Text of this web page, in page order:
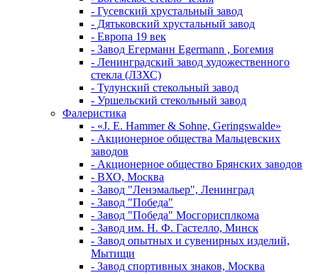
- Гусевский хрустальный завод
- Дятьковский хрустальный завод
- Европа 19 век
- Завод Егерманн Egermann , Богемия
- Ленинградский завод художественного
стекла (ЛЗХС)
- Тулунский стекольный завод
- Уршельский стекольный завод
Фалеристика
- «J. E. Hammer & Sohne, Geringswalde»
- Акционерное общества Мальцевских
заводов
- Акционерное общество Брянских заводов
- ВХО, Москва
- Завод "Ленэмальер", Ленинград
- Завод "Победа"
- Завод "Победа" Мосгорисплкома
- Завод им. Н. Ф. Гастелло, Минск
- Завод опытных и сувенирных изделий,
Мытищи
- Завод спортивных знаков, Москва